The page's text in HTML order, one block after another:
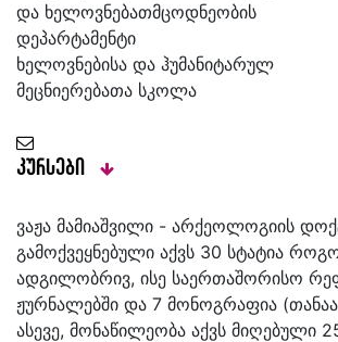
და ხელოვნებათმცოდნეობის
დეპარტამენტი
ხელოვნებისა და ჰუმანიტარულ
მეცნიერებათა სკოლა
კურსები
ვაჟა მამიაშვილი - არქეოლოგიის
გამოქვეყნებული აქვს 30 სტატია
ადგილობრივ, ისე საერთაშორისო
ჟურნალებში და 7 მონოგრაფია
ასევე, მონაწილეობა აქვს მიღებული